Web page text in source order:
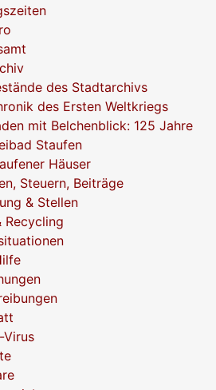
des Stadtarchivs
des Ersten Weltkriegs
mit Belchenblick: 125 Jahre
Staufen
Häuser
Steuern, Beiträge
& Stellen
Recycling
Virus